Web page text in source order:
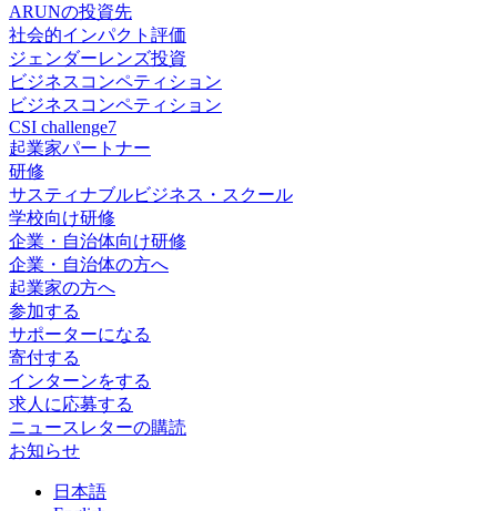
ARUNの投資先
社会的インパクト評価
ジェンダーレンズ投資
ビジネスコンペティション
ビジネスコンペティション
CSI challenge7
起業家パートナー
研修
サスティナブルビジネス・スクール
学校向け研修
企業・自治体向け研修
企業・自治体の方へ
起業家の方へ
参加する
サポーターになる
寄付する
インターンをする
求人に応募する
ニュースレターの購読
お知らせ
日 本語